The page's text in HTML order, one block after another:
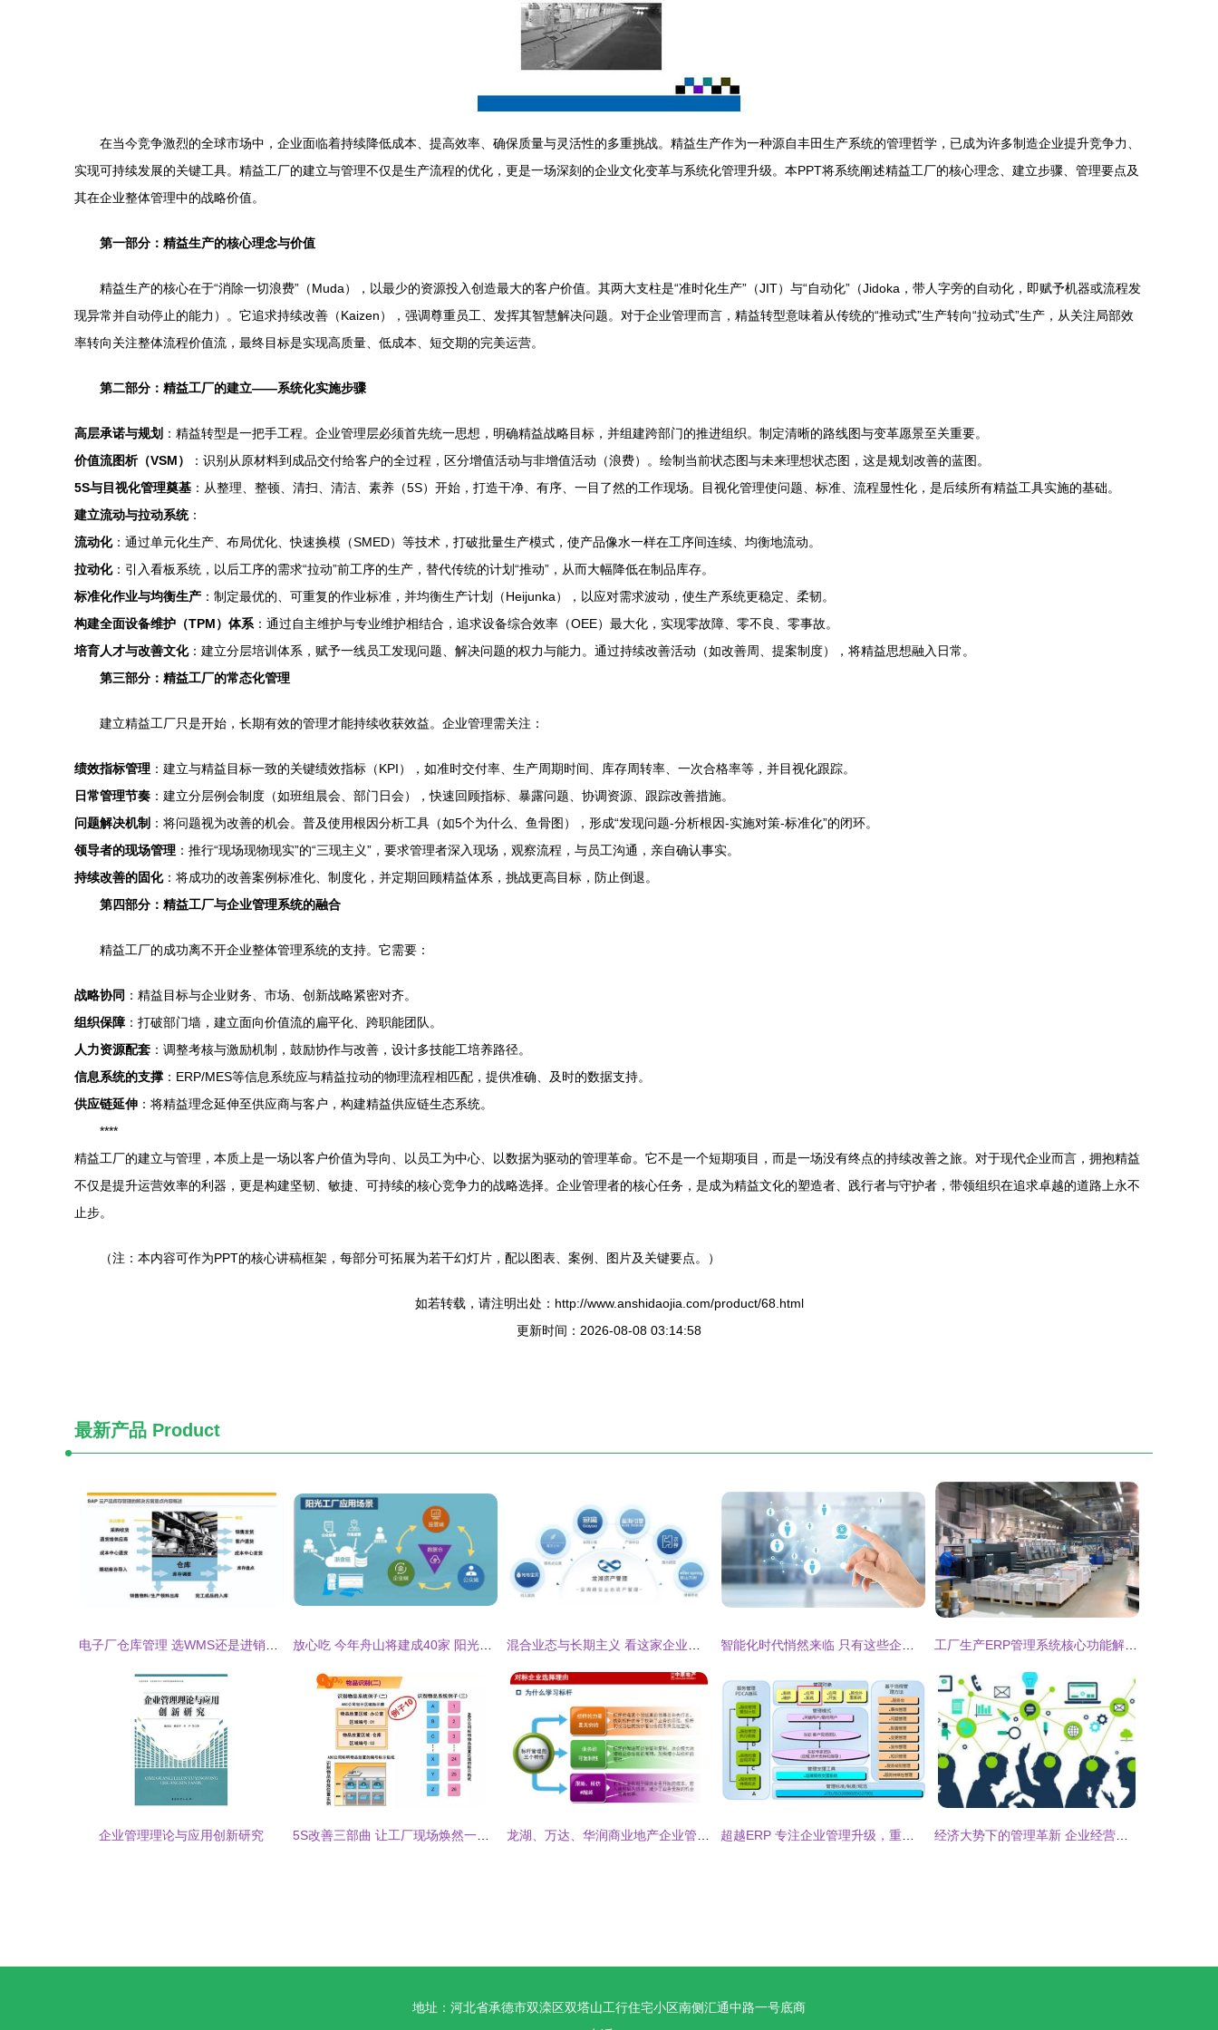
在当今竞争激烈的全球市场中，企业面临着持续降低成本、提高效率、确保质量与灵活性的多重挑战。精益生产作为一种源自丰田生产系统的管理哲学，已成为许多制造企业提升竞争力、
实现可持续发展的关键工具。精益工厂的建立与管理不仅是生产流程的优化，更是一场深刻的企业文化变革与系统化管理升级。本PPT将系统阐述精益工厂的核心理念、建立步骤、管理要点及
其在企业整体管理中的战略价值。
第一部分：精益生产的核心理念与价值
精益生产的核心在于“消除一切浪费”（Muda），以最少的资源投入创造最大的客户价值。其两大支柱是“准时化生产”（JIT）与“自动化”（Jidoka，带人字旁的自动化，即赋予机器或流程发
现异常并自动停止的能力）。它追求持续改善（Kaizen），强调尊重员工、发挥其智慧解决问题。对于企业管理而言，精益转型意味着从传统的“推动式”生产转向“拉动式”生产，从关注局部效
率转向关注整体流程价值流，最终目标是实现高质量、低成本、短交期的完美运营。
第二部分：精益工厂的建立——系统化实施步骤
高层承诺与规划 ：精益转型是一把手工程。企业管理层必须首先统一思想，明确精益战略目标，并组建跨部门的推进组织。制定清晰的路线图与变革愿景至关重要。
价值流图析（VSM）
：识别从原材料到成品交付给客户的全过程，区分增值活动与非增值活动（浪费）。绘制当前状态图与未来理想状态图，这是规划改善的蓝图。
5S与目视化管理奠基 ：从整理、整顿、清扫、清洁、素养（5S）开始，打造干净、有序、一目了然的工作现场。目视化管理使问题、标准、流程显性化，是后续所有精益工具实施的基础。
建立流动与拉动系统：
流动化：通过单元化生产、布局优化、快速换模（SMED）等技术，打破批量生产模式，使产品像水一样在工序间连续、均衡地流动。
拉动化：引入看板系统，以后工序的需求“拉动”前工序的生产，替代传统的计划“推动”，从而大幅降低在制品库存。
标准化作业与均衡生产 ：制定最优的、可重复的作业标准，并均衡生产计划（Heijunka），以应对需求波动，使生产系统更稳定、柔韧。
构建全面设备维护（TPM）体系 ：通过自主维护与专业维护相结合，追求设备综合效率（OEE）最大化，实现零故障、零不良、零事故。
培育人才与改善文化：建立分层培训体系，赋予一线员工发现问题、解决问题的权力与能力。通过持续改善活动（如改善周、提案制度），将精益思想融入日常。
第三部分：精益工厂的常态化管理
建立精益工厂只是开始，长期有效的管理才能持续收获效益。企业管理需关注：
绩效指标管理 ：建立与精益目标一致的关键绩效指标（KPI），如准时交付率、生产周期时间、库存周转率、一次合格率等，并目视化跟踪。
日常管理节奏 ：建立分层例会制度（如班组晨会、部门日会），快速回顾指标、暴露问题、协调资源、跟踪改善措施。
问题解决机制 ：将问题视为改善的机会。普及使用根因分析工具（如5个为什么、鱼骨图），形成“发现问题-分析根因-实施对策-标准化”的闭环。
领导者的现场管理 ：推行“现场现物现实”的“三现主义”，要求管理者深入现场，观察流程，与员工沟通，亲自确认事实。
持续改善的固化：将成功的改善案例标准化、制度化，并定期回顾精益体系，挑战更高目标，防止倒退。
第四部分：精益工厂与企业管理系统的融合
精益工厂的成功离不开企业整体管理系统的支持。它需要：
战略协同 ：精益目标与企业财务、市场、创新战略紧密对齐。
组织保障 ：打破部门墙，建立面向价值流的扁平化、跨职能团队。
人力资源配套 ：调整考核与激励机制，鼓励协作与改善，设计多技能工培养路径。
信息系统的支撑 ：ERP/MES等信息系统应与精益拉动的物理流程相匹配，提供准确、及时的数据支持。
供应链延伸 ：将精益理念延伸至供应商与客户，构建精益供应链生态系统。
****
精益工厂的建立与管理，本质上是一场以客户价值为导向、以员工为中心、以数据为驱动的管理革命。它不是一个短期项目，而是一场没有终点的持续改善之旅。对于现代企业而言，拥抱精益
不仅是提升运营效率的利器，更是构建坚韧、敏捷、可持续的核心竞争力的战略选择。企业管理者的核心任务，是成为精益文化的塑造者、践行者与守护者，带领组织在追求卓越的道路上永不
止步。
（注：本内容可作为PPT的核心讲稿框架，每部分可拓展为若干幻灯片，配以图表、案例、图片及关键要点。）
如若转载，请注明出处：http://www.anshidaojia.com/product/68.html
更新时间：2026-08-08 03:14:58
最新产品 Product
企业管理理论与应用创新研究
地址：河北省承德市双滦区双塔山工行住宅小区南侧汇通中路一号底商